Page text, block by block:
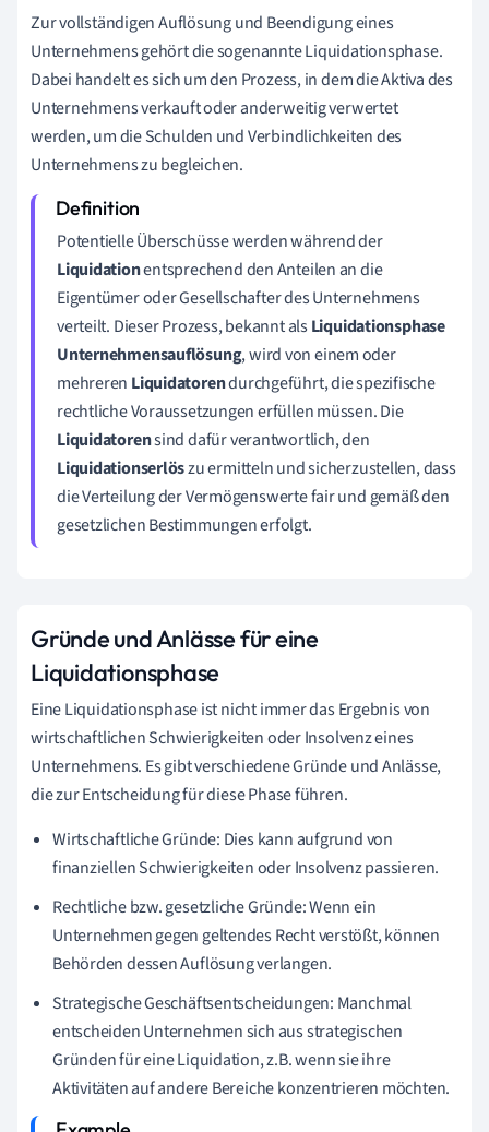
Zur vollständigen Auflösung und Beendigung eines
Unternehmens gehört die sogenannte Liquidationsphase.
Dabei handelt es sich um den Prozess, in dem die Aktiva des
Unternehmens verkauft oder anderweitig verwertet
werden, um die Schulden und Verbindlichkeiten des
Unternehmens zu begleichen.
Potentielle Überschüsse werden während der
Liquidationentsprechend den Anteilen an die
Eigentümer oder Gesellschafter des Unternehmens
verteilt. Dieser Prozess, bekannt alsLiquidationsphase
Unternehmensauflösung, wird von einem oder
mehreren Liquidatorendurchgeführt, die spezifische
rechtliche Voraussetzungen erfüllen müssen. Die
Liquidatorensind dafür verantwortlich, den
Liquidationserlöszu ermitteln und sicherzustellen, dass
die Verteilung der Vermögenswerte fair und gemäß den
gesetzlichen Bestimmungen erfolgt.
Gründe und Anlässe für eine
Liquidationsphase
Eine Liquidationsphase ist nicht immer das Ergebnis von
wirtschaftlichen Schwierigkeiten oder Insolvenz eines
Unternehmens. Es gibt verschiedene Gründe und Anlässe,
die zur Entscheidung für diese Phase führen.
Wirtschaftliche Gründe: Dies kann aufgrund von
finanziellen Schwierigkeiten oder Insolvenz passieren.
Rechtliche bzw. gesetzliche Gründe: Wenn ein
Unternehmen gegen geltendes Recht verstößt, können
Behörden dessen Auflösung verlangen.
Strategische Geschäftsentscheidungen: Manchmal
entscheiden Unternehmen sich aus strategischen
Gründen für eine Liquidation, z.B. wenn sie ihre
Aktivitäten auf andere Bereiche konzentrieren möchten.